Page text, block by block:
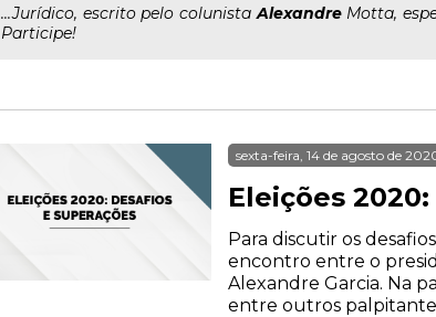
...Jurídico, escrito pelo colunistaAlexandreMotta,
Participe!
sexta-feira, 14 de agosto de
Eleições
Para discutir os
encontro entre o
Alexandre Garcia. Na
entre outros